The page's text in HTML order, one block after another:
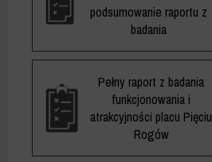
podsumowanie raportu z
badania
Pełny raport z badania
funkcjonowania i
atrakcyjności placu Pięciu
Rogów